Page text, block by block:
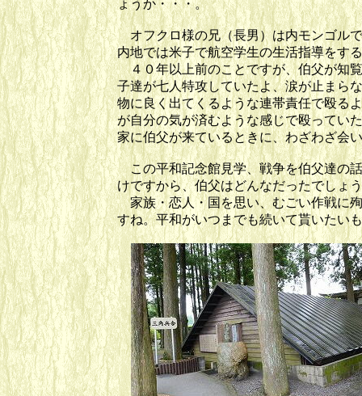
ょうか・・・。
オフクロ様の兄（長男）は内モンゴル
内地では米子で航空学生の生活指導をす
４０年以上前のことですが、伯父が知
子達が七人特攻していたよ、涙が止まら
物に良く出てくるような連帯責任で殴る
が自分の気が済むような感じで殴ってい
家に伯父が来ているときに、わざわざ会
この平和記念館見学、戦争を伯父達の
けですから、伯父はどんなだったでしょ
家族・恋人・国を思い、むごい作戦に
すね。平和がいつまでも続いて貰いたい